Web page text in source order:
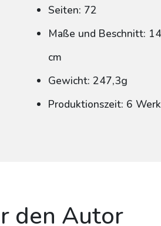
Seiten: 72
Maße und Beschnitt:
cm
Gewicht: 247,3g
Produktionszeit: 6
den Autor